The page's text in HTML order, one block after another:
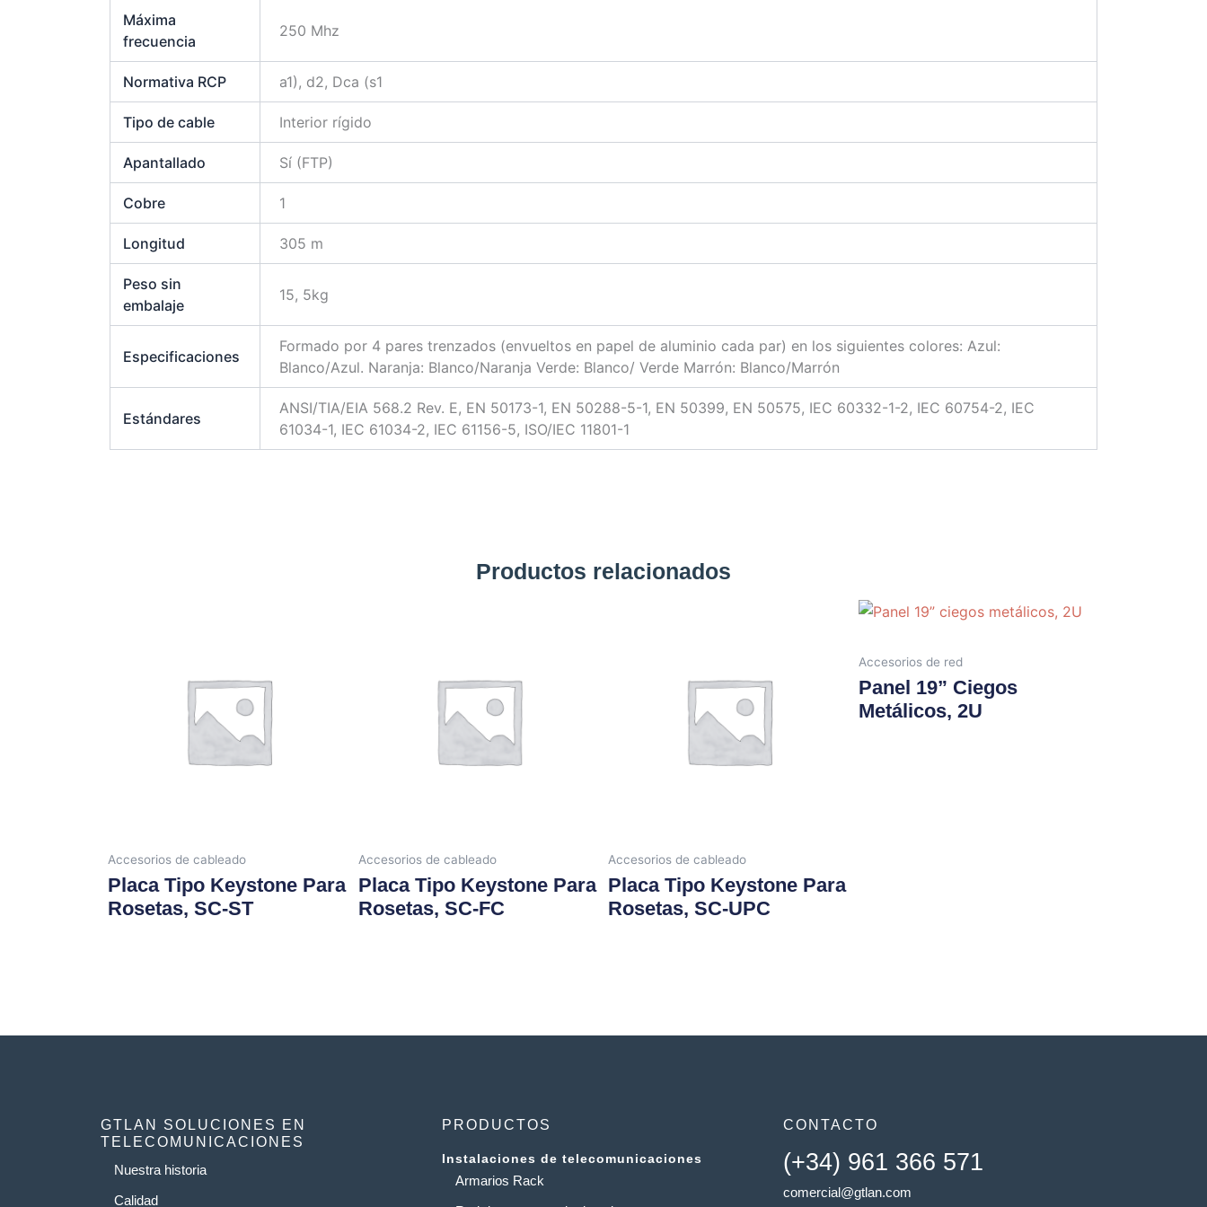
Máxima
frecuencia
250 Mhz
Normativa RCP a1), d2, Dca (s1
Tipo de cable Interior rígido
Apantallado Sí (FTP)
Cobre 1
Longitud 305 m
Peso sin
embalaje
15, 5kg
Especificaciones
Formado por 4 pares trenzados (envueltos en papel de aluminio cada par) en los siguientes colores: Azul:
Blanco/Azul. Naranja: Blanco/Naranja Verde: Blanco/ Verde Marrón: Blanco/Marrón
Estándares
ANSI/TIA/EIA 568.2 Rev. E, EN 50173-1, EN 50288-5-1, EN 50399, EN 50575, IEC 60332-1-2, IEC 60754-2, IEC
61034-1, IEC 61034-2, IEC 61156-5, ISO/IEC 11801-1
Productos relacionados
Accesorios de cableado
Placa Tipo Keystone Para
Rosetas, SC-ST
Accesorios de cableado
Placa Tipo Keystone Para
Rosetas, SC-FC
Accesorios de cableado
Placa Tipo Keystone Para
Rosetas, SC-UPC
Accesorios de red
Panel 19” Ciegos
Metálicos, 2U
GTLAN SOLUCIONES EN
TELECOMUNICACIONES
Nuestra historia
Calidad
PRODUCTOS
Instalaciones de telecomunicaciones
Armarios Rack
CONTACTO
(+34) 961 366 571
comercial@gtlan.com